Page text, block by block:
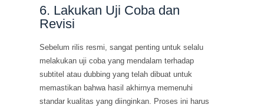
6. Lakukan Uji Coba dan
Revisi
Sebelum rilis resmi, sangat penting untuk selalu
melakukan uji coba yang mendalam terhadap
subtitel atau dubbing yang telah dibuat untuk
memastikan bahwa hasil akhirnya memenuhi
standar kualitas yang diinginkan. Proses ini harus